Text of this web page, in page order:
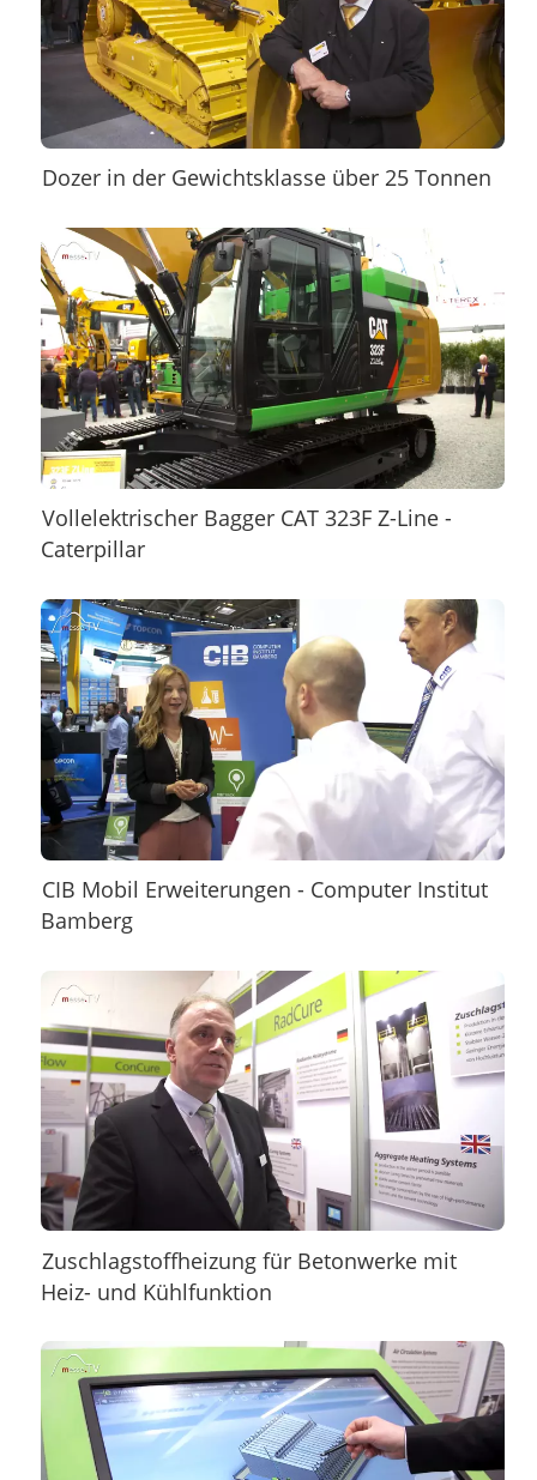
Dozer in der Gewichtsklasse über 25 Tonnen
Vollelektrischer Bagger CAT 323F Z-Line -
Caterpillar
CIB Mobil Erweiterungen - Computer Institut
Bamberg
Zuschlagstoffheizung für Betonwerke mit
Heiz- und Kühlfunktion